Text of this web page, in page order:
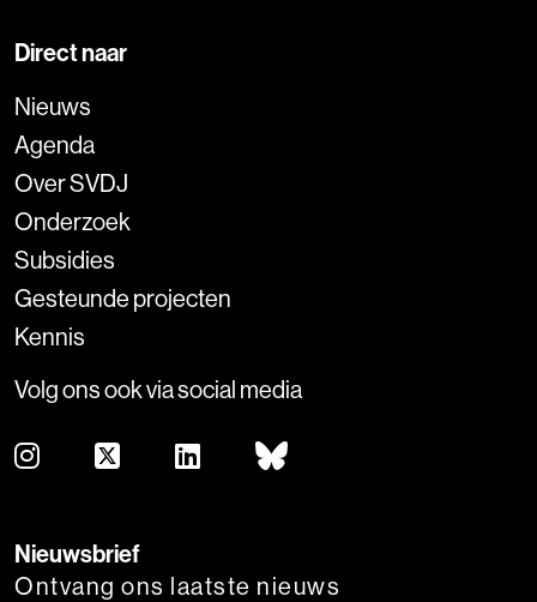
Direct naar
Nieuws
Agenda
Over SVDJ
Onderzoek
Subsidies
Gesteunde projecten
Kennis
Volg ons ook via social media
Nieuwsbrief
Ontvang ons laatste nieuws